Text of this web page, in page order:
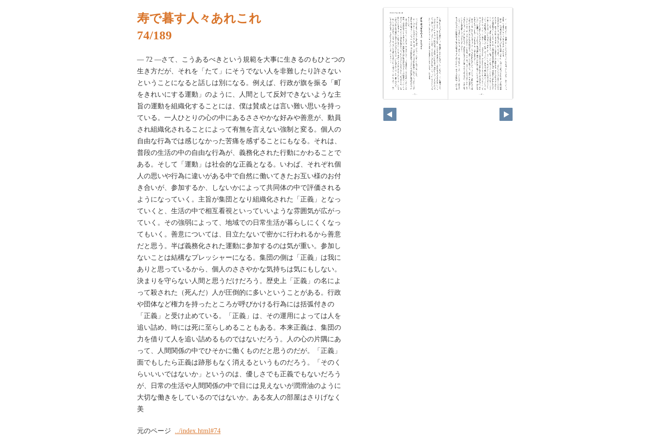
寿で暮す人々あれこれ
74/189
— 72 —さて、こうあるべきという規範を大事に生きるのもひとつの
生き方だが、それを「たて」にそうでない人を非難したり許さない
ということになると話しは別になる。例えば、行政が旗を振る「町
をきれいにする運動」のように、人間として反対できないような主
旨の運動を組織化することには、僕は賛成とは言い難い思いを持っ
ている。一人ひとりの心の中にあるささやかな好みや善意が、動員
され組織化されることによって有無を言えない強制と変る。個人の
自由な行為では感じなかった苦痛を感ずることにもなる。それは、
普段の生活の中の自由な行為が、義務化された行動にかわることで
ある。そして「運動」は社会的な正義となる。いわば、それぞれ個
人の思いや行為に違いがある中で自然に働いてきたお互い様のお付
き合いが、参加するか、しないかによって共同体の中で評価される
ようになっていく。主旨が集団となり組織化された「正義」となっ
ていくと、生活の中で相互看視といっていいような雰囲気が広がっ
ていく。その強弱によって、地域での日常生活が暮らしにくくなっ
てもいく。善意については、目立たないで密かに行われるから善意
だと思う。半ば義務化された運動に参加するのは気が重い。参加し
ないことは結構なプレッシャーになる。集団の側は「正義」は我に
ありと思っているから、個人のささやかな気持ちは気にもしない。
決まりを守らない人間と思うだけだろう。歴史上「正義」の名によ
って殺された（死んだ）人が圧倒的に多いということがある。行政
や団体など権力を持ったところが呼びかける行為には括弧付きの
「正義」と受け止めている。「正義」は、その運用によっては人を
追い詰め、時には死に至らしめることもある。本来正義は、集団の
力を借りて人を追い詰めるものではないだろう。人の心の片隅にあ
って、人間関係の中でひそかに働くものだと思うのだが。「正義」
面でもしたら正義は跡形もなく消えるというものだろう。「そのく
らいいいではないか」というのは、優しさでも正義でもないだろう
が、日常の生活や人間関係の中で目には見えないが潤滑油のように
大切な働きをしているのではないか。ある友人の部屋はさりげなく
美
元のページ ../index.html#74